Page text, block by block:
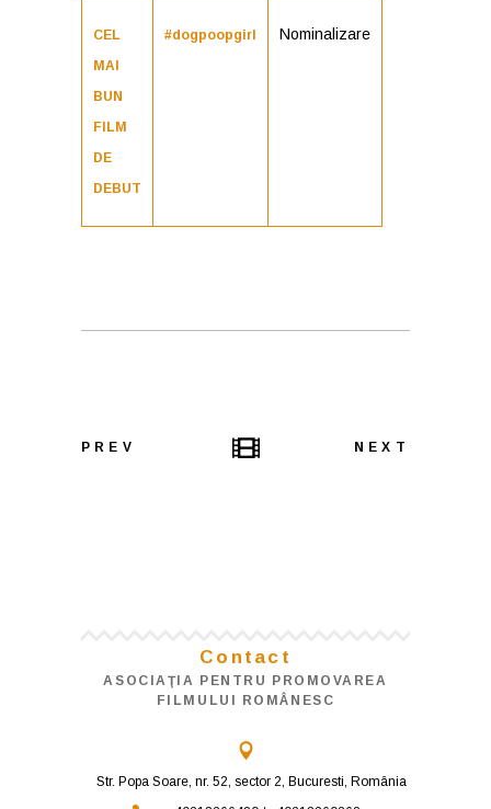
CEL
MAI
BUN
FILM
DE
DEBUT
#dogpoopgirl Nominalizare
PREV NEXT
Contact
ASOCIAŢIA PENTRU PROMOVAREA
FILMULUI ROMÂNESC
Str. Popa Soare, nr. 52, sector 2, Bucuresti, România